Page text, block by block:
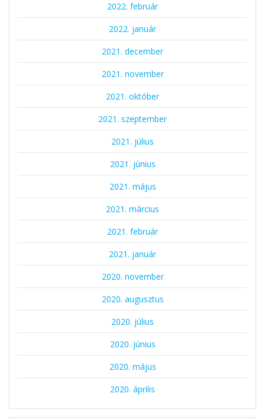
2022. február
2022. január
2021. december
2021. november
2021. október
2021. szeptember
2021. július
2021. június
2021. május
2021. március
2021. február
2021. január
2020. november
2020. augusztus
2020. július
2020. június
2020. május
2020. április